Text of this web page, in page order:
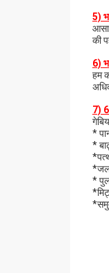
5)
की
6)
हम
7)
*
*
*जल
*